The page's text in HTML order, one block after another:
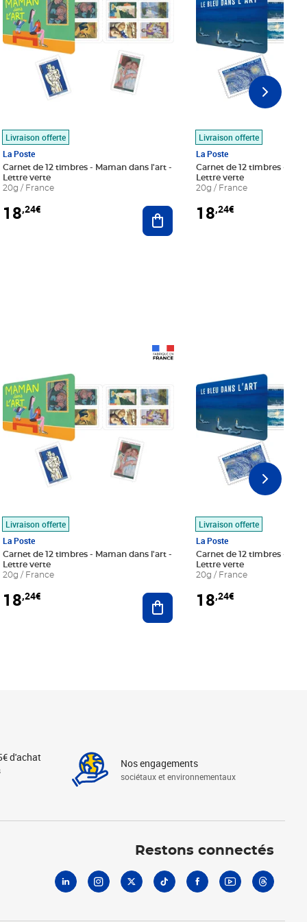
au panier
Livraison offerte
La Poste
Carnet de 12 timbres - Maman dans l'art -
Lettre verte
20g / France
18,24€ Ajouter au panier
Livraison offerte
La Poste
Carnet de 12 timbres - Le
Lettre verte
20g / France
18,24€
au panier
Livraison offerte
La Poste
Carnet de 12 timbres - Maman dans l'art -
Lettre verte
20g / France
18,24€ Ajouter au panier
Livraison offerte
La Poste
Carnet de 12 timbres - Le
Lettre verte
20g / France
18,24€
d'achat Nos engagements
sociétaux et environnementaux
Restons connectés